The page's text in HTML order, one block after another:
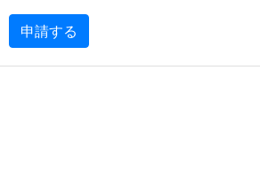
申請する